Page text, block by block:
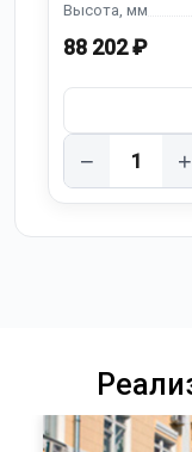
88 202 ₽
− +